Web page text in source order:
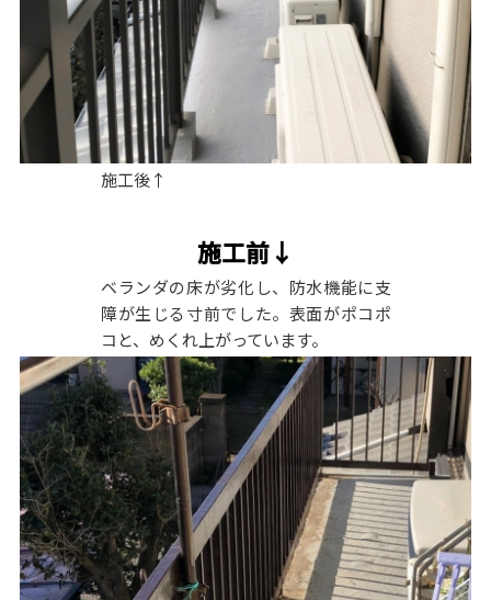
施工後↑
施工前↓
ベランダの床が劣化し、防水機能に支
障が生じる寸前でした。表面がポコポ
コと、めくれ上がっています。